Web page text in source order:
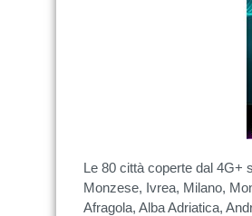
Le 80 città coperte dal 4G+
Monzese, Ivrea, Milano,
Afragola, Alba Adriatica,